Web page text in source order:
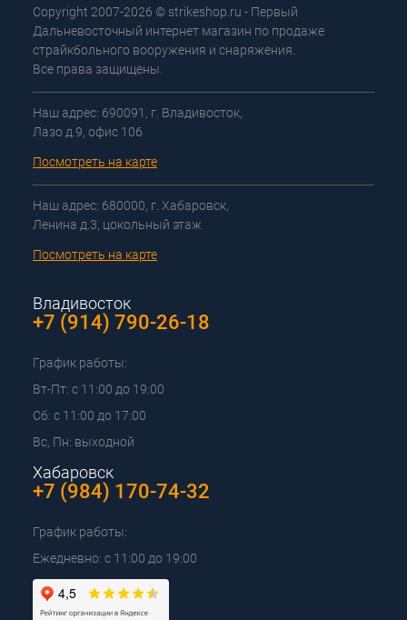
Copyright 2007-2026 © strikeshop.ru - Первый
Дальневосточный интернет магазин по продаже
страйкбольного вооружения и снаряжения.
Все права защищены.
Наш адрес: 690091, г. Владивосток,
Лазо д.9, офис 106
Посмотреть на карте
Наш адрес: 680000, г. Хабаровск,
Ленина д.3, цокольный этаж
Посмотреть на карте
Владивосток
+7 (914) 790-26-18
График работы:
Вт-Пт: с 11:00 до 19:00
Сб: с 11:00 до 17:00
Вс, Пн: выходной
Хабаровск
+7 (984) 170-74-32
График работы:
Ежедневно: с 11:00 до 19:00